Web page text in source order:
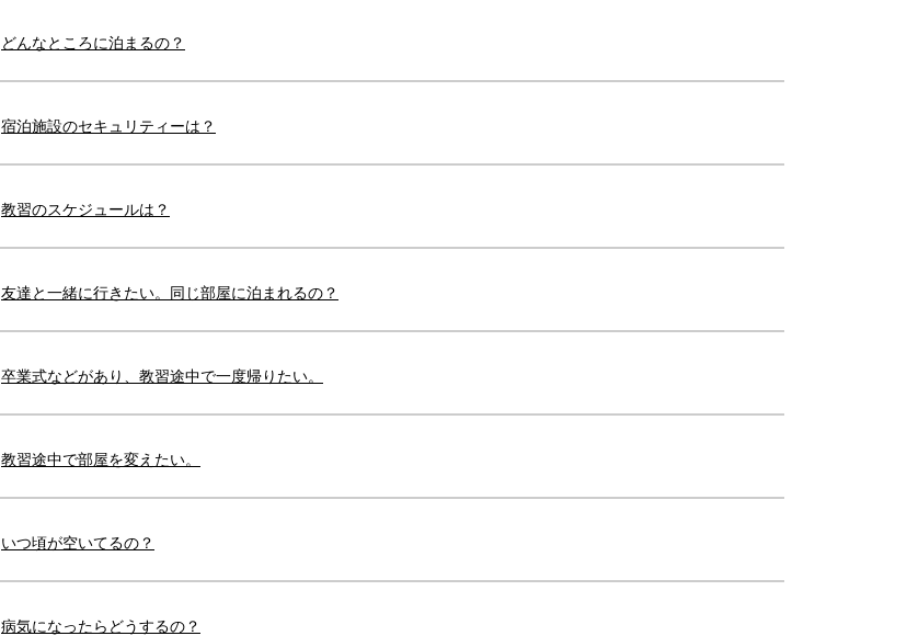
どんなところに泊まるの？
宿泊施設のセキュリティーは？
教習のスケジュールは？
友達と一緒に行きたい。同じ部屋に泊まれるの？
卒業式などがあり、教習途中で一度帰りたい。
教習途中で部屋を変えたい。
いつ頃が空いてるの？
病気になったらどうするの？